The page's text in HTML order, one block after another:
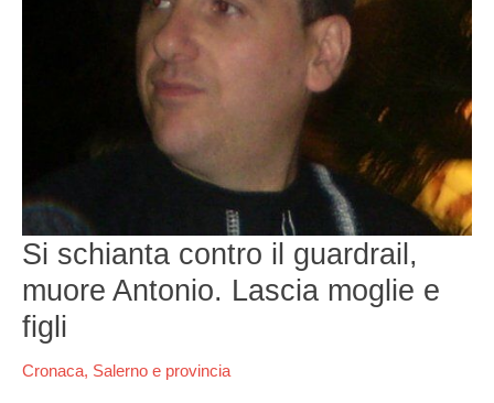
Si schianta contro il guardrail,
muore Antonio. Lascia moglie e
figli
Cronaca, Salerno e provincia